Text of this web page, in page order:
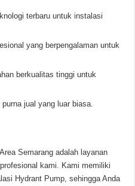
terbaru untuk instalasi
yang berpengalaman untuk
berkualitas tinggi untuk
jual yang luar biasa.
Semarang adalah layanan
kami. Kami memiliki
Hydrant Pump, sehingga Anda